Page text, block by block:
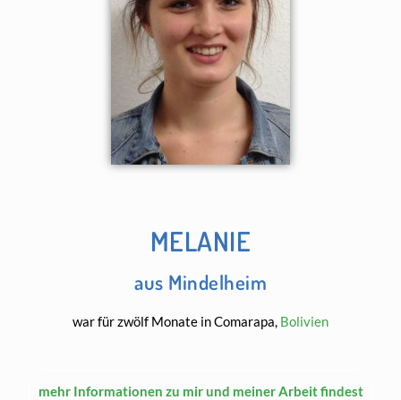
MELANIE
aus Mindelheim
war für zwölf Monate in Comarapa, Bolivien
mehr Informationen zu mir und meiner Arbeit findest